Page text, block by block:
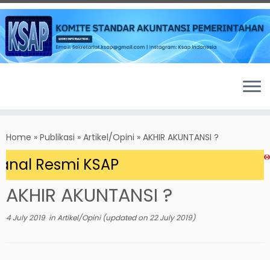
to
content
Home » Publikasi » Artikel/Opini » AKHIR AKUNTANSI ?
Resmi KSAP
AKHIR AKUNTANSI ?
4 July 2019inArtikel/Opini(updated on22 July 2019)